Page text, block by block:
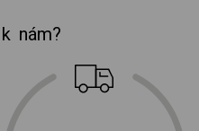
nám?